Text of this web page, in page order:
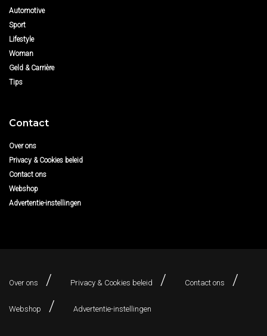
Automotive
Sport
Lifestyle
Woman
Geld & Carrière
Tips
Contact
Over ons
Privacy & Cookies beleid
Contact ons
Webshop
Advertentie-instellingen
Over ons Privacy & Cookies beleid Contact ons
Webshop Advertentie-instellingen